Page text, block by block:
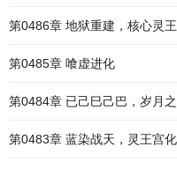
第0486章 地狱重建，核心灵
第0485章 喰虚进化
第0484章 已己巳己巴，岁月
第0483章 蓝染战天，灵王宫